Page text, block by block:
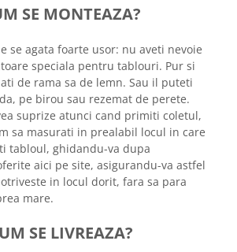
SE MONTEAZA?
se agata foarte usor: nu aveti nevoie
speciala pentru tablouri. Pur si
de rama sa de lemn. Sau il puteti
pe birou sau rezemat de perete.
suprize atunci cand primiti coletul,
sa masurati in prealabil locul in care
tabloul, ghidandu-va dupa
aici pe site, asigurandu-va astfel
in locul dorit, fara sa para
mare.
SE LIVREAZA?